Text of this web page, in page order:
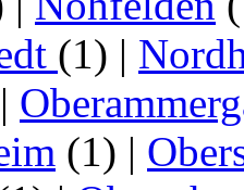
(1) |
|
(1) |